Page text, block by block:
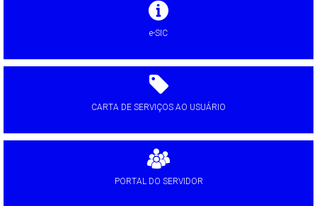
e-SIC
CARTA DE SERVIÇOS AO USUÁRIO
PORTAL DO SERVIDOR